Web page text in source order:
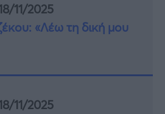
11/2025
«Λέω τη δική μου
11/2025